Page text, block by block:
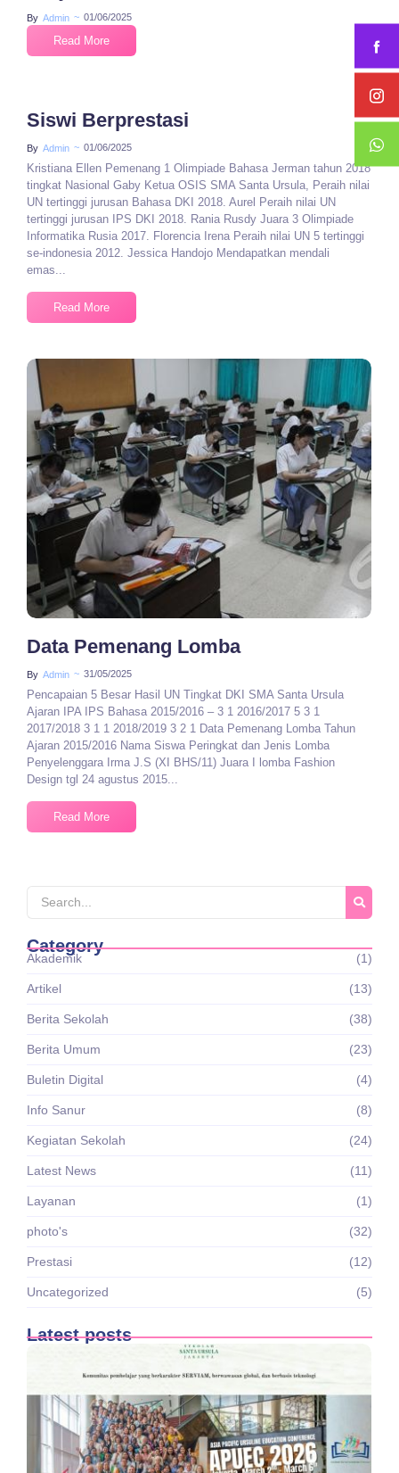
By Admin ~ 01/06/2025
Read More
Siswi Berprestasi
By Admin ~ 01/06/2025
Kristiana Ellen Pemenang 1 Olimpiade Bahasa Jerman tahun 2018
tingkat Nasional Gaby Ketua OSIS SMA Santa Ursula, Peraih nilai
UN tertinggi jurusan Bahasa DKI 2018. Aurel Peraih nilai UN
tertinggi jurusan IPS DKI 2018. Rania Rusdy Juara 3 Olimpiade
Informatika Rusia 2017. Florencia Irena Peraih nilai UN 5 tertinggi
se-indonesia 2012. Jessica Handojo Mendapatkan mendali
emas...
Read More
No Comments
Data Pemenang Lomba
By Admin ~ 31/05/2025
Pencapaian 5 Besar Hasil UN Tingkat DKI SMA Santa Ursula
Ajaran IPA IPS Bahasa 2015/2016 – 3 1 2016/2017 5 3 1
2017/2018 3 1 1 2018/2019 3 2 1 Data Pemenang Lomba Tahun
Ajaran 2015/2016 Nama Siswa Peringkat dan Jenis Lomba
Penyelenggara Irma J.S (XI BHS/11) Juara I lomba Fashion
Design tgl 24 agustus 2015...
Read More
Category
Akademik (1)
Artikel (13)
Berita Sekolah (38)
Berita Umum (23)
Buletin Digital (4)
Info Sanur (8)
Kegiatan Sekolah (24)
Latest News (11)
Layanan (1)
photo's (32)
Prestasi (12)
Uncategorized (5)
Latest posts